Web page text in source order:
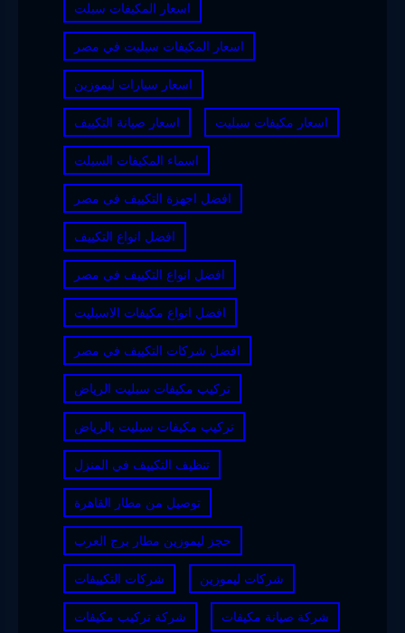
اسعار المكيفات سبلت
اسعار المكيفات سبليت في مصر
اسعار سيارات ليموزين
اسعار صيانة التكييف اسعار مكيفات سبليت
اسماء المكيفات السبلت
افضل اجهزة التكييف فى مصر
افضل انواع التكييف
افضل انواع التكييف فى مصر
افضل انواع مكيفات الاسبليت
افضل شركات التكييف في مصر
تركيب مكيفات سبليت الرياض
تركيب مكيفات سبليت بالرياض
تنظيف التكييف في المنزل
توصيل من مطار القاهرة
حجز ليموزين مطار برج العرب
شركات التكييفات شركات ليموزين
شركة تركيب مكيفات شركة صيانة مكيفات